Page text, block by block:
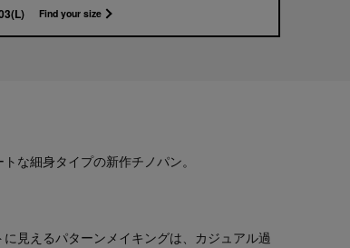
Find your size
な細身タイプの新作チノパン。
見えるパターンメイキングは、カジュアル過